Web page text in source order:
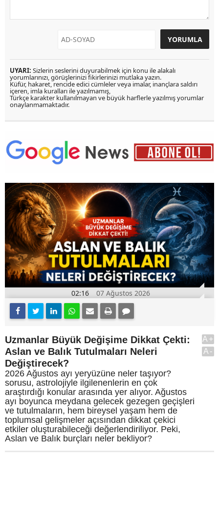
UYARI: Sizlerin seslerini duyurabilmek için konu ile alakalı
yorumlarınızı, görüşlerinizi fikirlerinizi mutlaka yazın.
Küfür, hakaret, rencide edici cümleler veya imalar, inançlara saldırı
içeren, imla kuralları ile yazılmamış,
Türkçe karakter kullanılmayan ve büyük harflerle yazılmış yorumlar
onaylanmamaktadır.
02:16 07 Ağustos 2026
Uzmanlar Büyük Değişime Dikkat Çekti:
Aslan ve Balık Tutulmaları Neleri
Değiştirecek?
2026 Ağustos ayı yeryüzüne neler taşıyor?
sorusu, astrolojiyle ilgilenenlerin en çok
araştırdığı konular arasında yer alıyor. Ağustos
ayı boyunca meydana gelecek gezegen geçişleri
ve tutulmaların, hem bireysel yaşam hem de
toplumsal gelişmeler açısından dikkat çekici
etkiler oluşturabileceği değerlendiriliyor. Peki,
Aslan ve Balık burçları neler bekliyor?
A+
A-